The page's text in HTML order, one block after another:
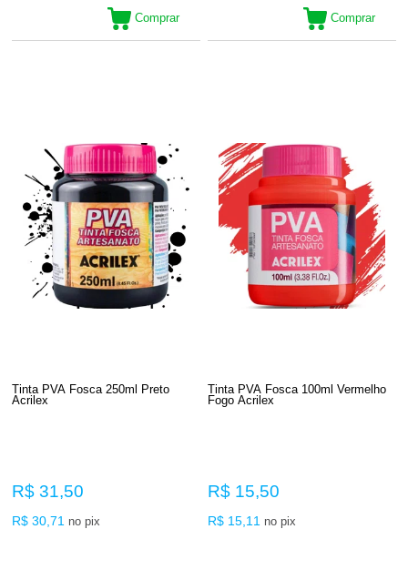
Comprar Comprar
Tinta PVA Fosca 250ml Preto
Acrilex
R$ 31,50
R$ 30,71 no pix
Tinta PVA Fosca 100ml Vermelho
Fogo Acrilex
R$ 15,50
R$ 15,11 no pix